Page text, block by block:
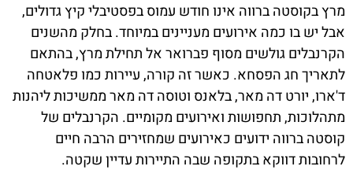
מרץ בקוסטה ברווה אינו חודש עמוס בפסטיבלי קיץ גדולים,
אבל יש בו כמה אירועים מעניינים במיוחד. בחלק מהשנים
הקרנבלים גולשים מסוף פברואר אל תחילת מרץ, בהתאם
לתאריך חג הפסחא. כאשר זה קורה, עיירות כמו פלאטחה
ד'ארו, יורט דה מאר, בלאנס וטוסה דה מאר ממשיכות ליהנות
מתהלוכות, תחפושות ואירועים מקומיים. הקרנבלים של
קוסטה ברווה ידועים כאירועים שמחזירים הרבה חיים
לרחובות דווקא בתקופה שבה התיירות עדיין שקטה.